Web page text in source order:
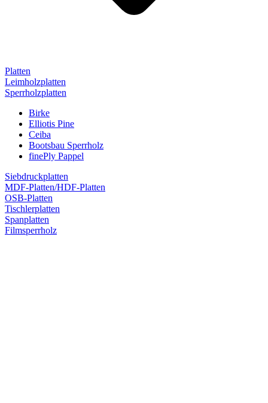
Platten
Leimholzplatten
Sperrholzplatten
Birke
Elliotis Pine
Ceiba
Bootsbau Sperrholz
finePly Pappel
Siebdruckplatten
MDF-Platten/HDF-Platten
OSB-Platten
Tischlerplatten
Spanplatten
Filmsperrholz